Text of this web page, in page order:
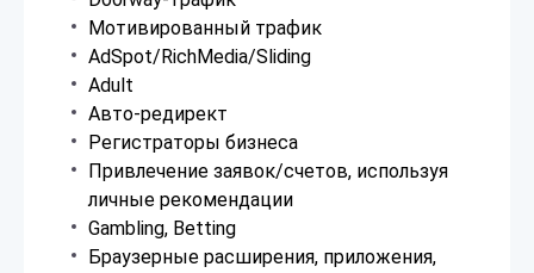
Мотивированный трафик
AdSpot/RichMedia/Sliding
Adult
Авто-редирект
Регистраторы бизнеса
Привлечение заявок/счетов, используя
личные рекомендации
Gambling, Betting
Браузерные расширения, приложения,